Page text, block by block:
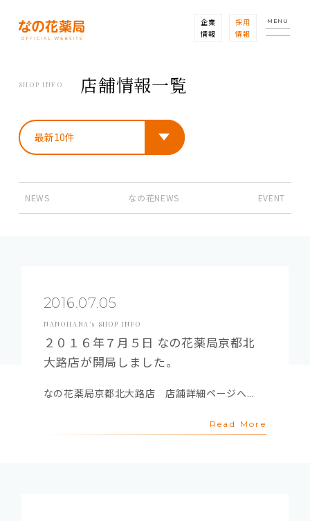
企業
情報
採用
情報
MENU
SHOP INFO 店舗情報一覧
NEWS なの花NEWS EVENT
2016.07.05
NANOHANA’s SHOP INFO
２０１６年７月５日 なの花薬局京都北
大路店が開局しました。
なの花薬局京都北大路店 店舗詳細ページへ...
Read More